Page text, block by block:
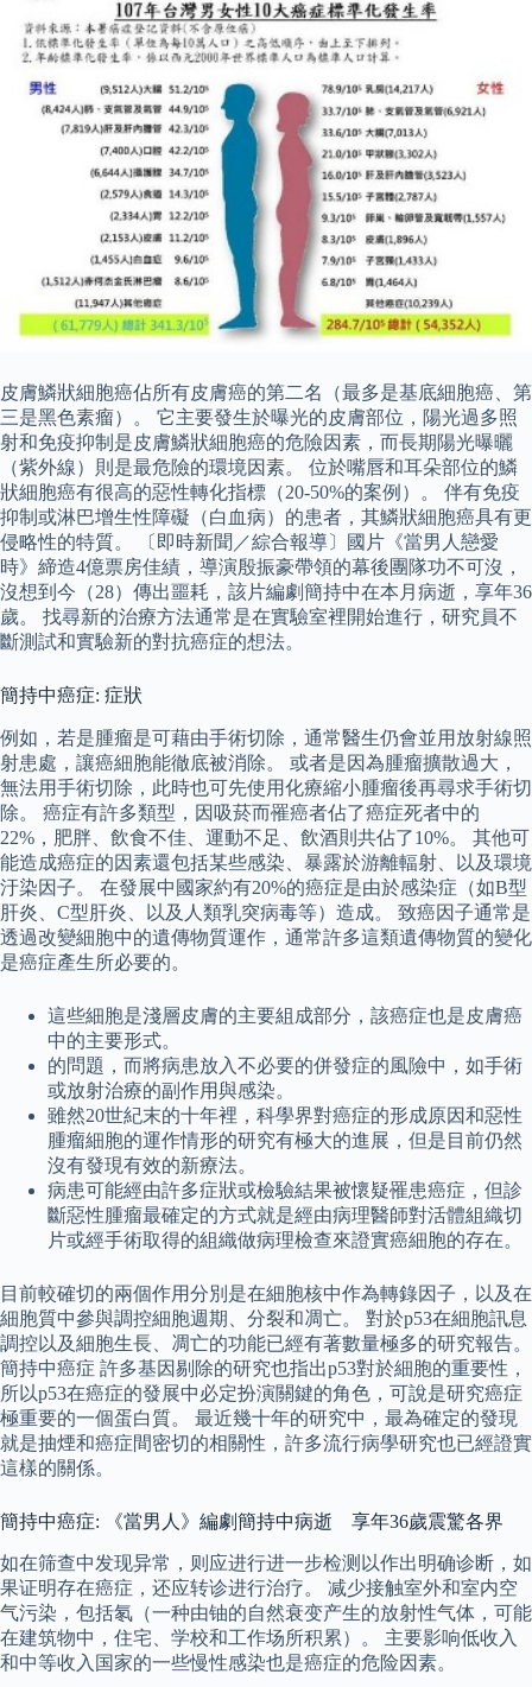
皮膚鱗狀細胞癌佔所有皮膚癌的第二名（最多是基底細胞癌、第
三是黑色素瘤）。 它主要發生於曝光的皮膚部位，陽光過多照
射和免疫抑制是皮膚鱗狀細胞癌的危險因素，而長期陽光曝曬
（紫外線）則是最危險的環境因素。 位於嘴唇和耳朵部位的鱗
狀細胞癌有很高的惡性轉化指標（20-50%的案例）。 伴有免疫
抑制或淋巴增生性障礙（白血病）的患者，其鱗狀細胞癌具有更
侵略性的特質。 〔即時新聞／綜合報導〕國片《當男人戀愛
時》締造4億票房佳績，導演殷振豪帶領的幕後團隊功不可沒，
沒想到今（28）傳出噩耗，該片編劇簡持中在本月病逝，享年36
歲。 找尋新的治療方法通常是在實驗室裡開始進行，研究員不
斷測試和實驗新的對抗癌症的想法。
簡持中癌症: 症狀
例如，若是腫瘤是可藉由手術切除，通常醫生仍會並用放射線照
射患處，讓癌細胞能徹底被消除。 或者是因為腫瘤擴散過大，
無法用手術切除，此時也可先使用化療縮小腫瘤後再尋求手術切
除。 癌症有許多類型，因吸菸而罹癌者佔了癌症死者中的
22%，肥胖、飲食不佳、運動不足、飲酒則共佔了10%。 其他可
能造成癌症的因素還包括某些感染、暴露於游離輻射、以及環境
汙染因子。 在發展中國家約有20%的癌症是由於感染症（如B型
肝炎、C型肝炎、以及人類乳突病毒等）造成。 致癌因子通常是
透過改變細胞中的遺傳物質運作，通常許多這類遺傳物質的變化
是癌症產生所必要的。
這些細胞是淺層皮膚的主要組成部分，該癌症也是皮膚癌
中的主要形式。
的問題，而將病患放入不必要的併發症的風險中，如手術
或放射治療的副作用與感染。
雖然20世紀末的十年裡，科學界對癌症的形成原因和惡性
腫瘤細胞的運作情形的研究有極大的進展，但是目前仍然
沒有發現有效的新療法。
病患可能經由許多症狀或檢驗結果被懷疑罹患癌症，但診
斷惡性腫瘤最確定的方式就是經由病理醫師對活體組織切
片或經手術取得的組織做病理檢查來證實癌細胞的存在。
目前較確切的兩個作用分別是在細胞核中作為轉錄因子，以及在
細胞質中參與調控細胞週期、分裂和凋亡。 對於p53在細胞訊息
調控以及細胞生長、凋亡的功能已經有著數量極多的研究報告。
簡持中癌症 許多基因剔除的研究也指出p53對於細胞的重要性，
所以p53在癌症的發展中必定扮演關鍵的角色，可說是研究癌症
極重要的一個蛋白質。 最近幾十年的研究中，最為確定的發現
就是抽煙和癌症間密切的相關性，許多流行病學研究也已經證實
這樣的關係。
簡持中癌症: 《當男人》編劇簡持中病逝 享年36歲震驚各界
如在筛查中发现异常，则应进行进一步检测以作出明确诊断，如
果证明存在癌症，还应转诊进行治疗。 减少接触室外和室内空
气污染，包括氡（一种由铀的自然衰变产生的放射性气体，可能
在建筑物中，住宅、学校和工作场所积累）。 主要影响低收入
和中等收入国家的一些慢性感染也是癌症的危险因素。